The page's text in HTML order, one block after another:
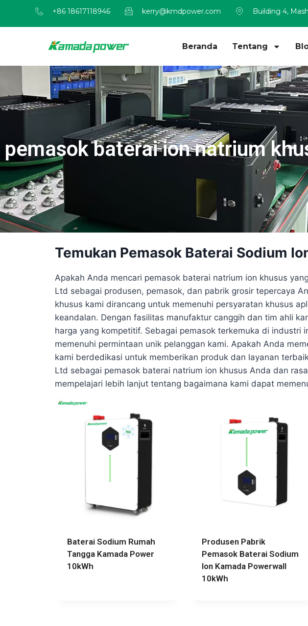
+86 18617118946 kerry@kmdpower.com Building 4,
Beranda Tentang
pemasok baterai ion natrium
Temukan Pemasok Baterai Sodium
Apakah Anda mencari pemasok baterai natrium ion khusus
Ltd sebagai produsen, pemasok, dan pabrik grosir tepercaya
khusus kami dirancang untuk memenuhi persyaratan khusus
keandalan. Dengan fasilitas manufaktur canggih dan tim ahli
harga yang kompetitif. Sebagai pemasok terkemuka di
memenuhi permintaan unik pelanggan kami. Apakah Anda
kami berdedikasi untuk memberikan produk dan layanan
Ltd sebagai pemasok baterai natrium ion khusus Anda dan
mempelajari lebih lanjut tentang bagaimana kami dapat
Baterai Sodium Rumah
Tangga Kamada Power
10kWh
Produsen Pabrik
Pemasok Baterai Sodium
Ion Kamada Powerwall
10kWh